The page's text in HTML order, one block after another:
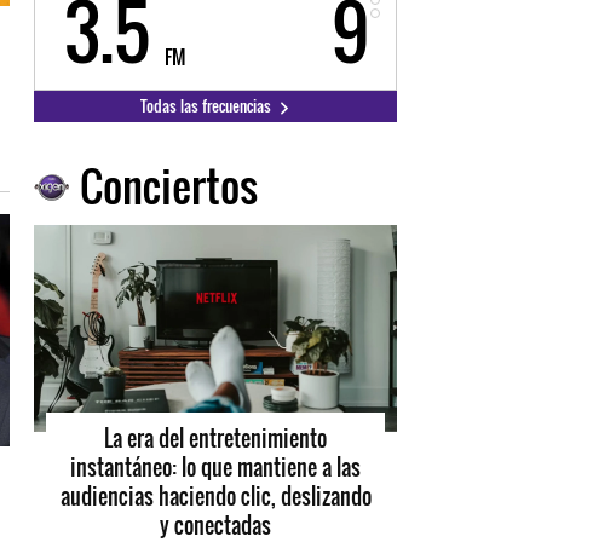
98.3 94.3
Todas las frecuencias
Conciertos
La era del entretenimiento
instantáneo: lo que mantiene a las
audiencias haciendo clic, deslizando
y conectadas